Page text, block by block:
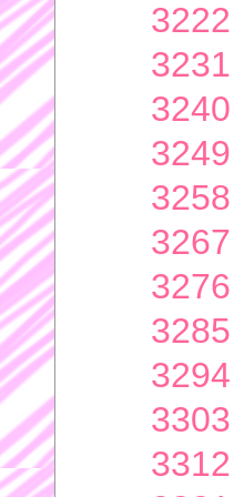
3222
3231
3240
3249
3258
3267
3276
3285
3294
3303
3312